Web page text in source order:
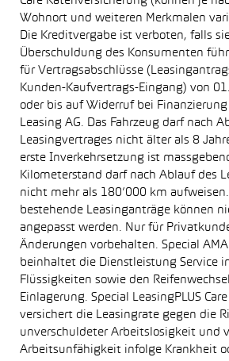
Wohnort und weiteren Merkmalen
Die Kreditvergabe ist verboten, falls
Überschuldung des Konsumenten
für Vertragsabschlüsse
Kunden-Kaufvertrags-Eingang) von
oder bis auf Widerruf bei Finanzierung
Leasing AG. Das Fahrzeug darf nach
Leasingvertrages nicht älter als 8
erste Inverkehrsetzung ist
Kilometerstand darf nach Ablauf des
nicht mehr als 180’000 km
bestehende Leasinganträge können
angepasst werden. Nur für
Änderungen vorbehalten. Special
beinhaltet die Dienstleistung Service
Flüssigkeiten sowie den
Einlagerung. Special LeasingPLUS
versichert die Leasingrate gegen die
unverschuldeter Arbeitslosigkeit und
Arbeitsunfähigkeit infolge Krankheit